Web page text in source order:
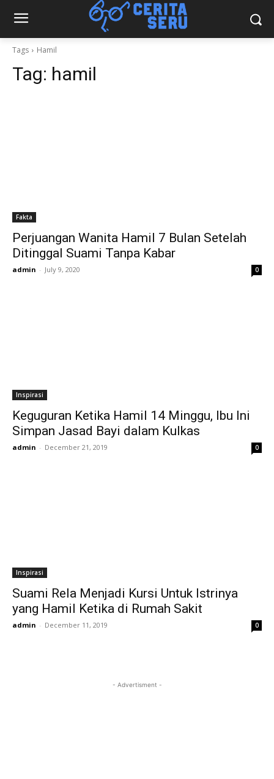
Tags Hamil
Tag: hamil
Fakta
Perjuangan Wanita Hamil 7 Bulan Setelah
Ditinggal Suami Tanpa Kabar
admin - July 9, 2020 0
Inspirasi
Keguguran Ketika Hamil 14 Minggu, Ibu Ini
Simpan Jasad Bayi dalam Kulkas
admin - December 21, 2019 0
Inspirasi
Suami Rela Menjadi Kursi Untuk Istrinya
yang Hamil Ketika di Rumah Sakit
admin - December 11, 2019 0
- Advertisment -